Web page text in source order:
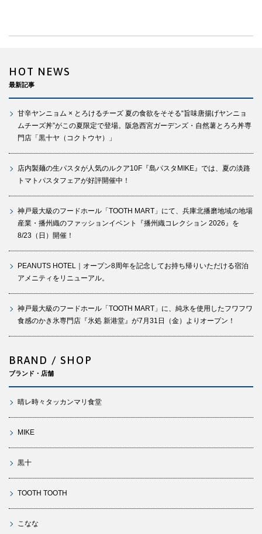
HOT NEWS
最新記事
甘辛ヤンニョム × とろけるチーズ 夏の食欲をそそる“旨味唐揚げヤンニョ
ムチーズ丼”がこの夏限定で登場。阪急西宮ガーデンズ・自然薯とろろ丼専
門店「黒十ヤ（コクトウヤ）」
店内製麺の生パスタが人気のルクア10F『島パスタMIKE』では、夏の淡路
トマトパスタフェアが好評開催中！
神戸最大級のフードホール「TOOTH MART」にて、兵庫北播磨地域の地場
産業・播州織のファッションイベント『播州織コレクション 2026』を
8/23（日）開催！
PEANUTS HOTEL｜オープン8周年を記念してお持ち帰りいただける宿泊
アメニティをリニューアル。
神戸最大級のフードホール「TOOTH MART」に、純氷を使用したフワフワ
食感のかき氷専門店『氷処 新港堂』が7月31日（金）よりオープン！
BRAND / SHOP
ブランド・店舗
晴レ時々タッカンマリ食堂
MIKE
黒十
TOOTH TOOTH
こなな